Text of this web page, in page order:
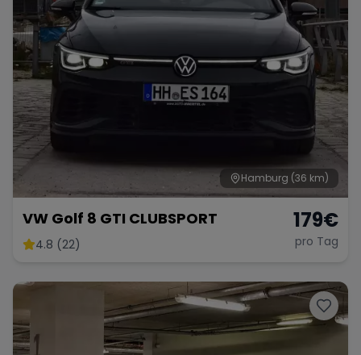
Hamburg (36 km)
VW Golf 8 GTI CLUBSPORT
4.8 (22)
179€
pro Tag